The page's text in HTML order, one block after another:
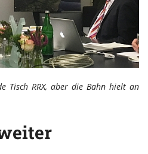
Tisch RRX, aber die Bahn hielt an